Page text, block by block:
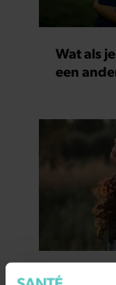
Wat als
een
7 kleine